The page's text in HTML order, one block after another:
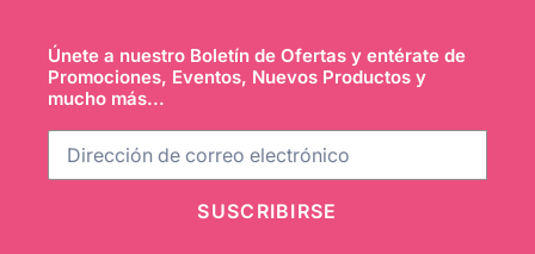
Únete a nuestro Boletín de Ofertas y entérate de
Promociones, Eventos, Nuevos Productos y
mucho más...
SUSCRIBIRSE